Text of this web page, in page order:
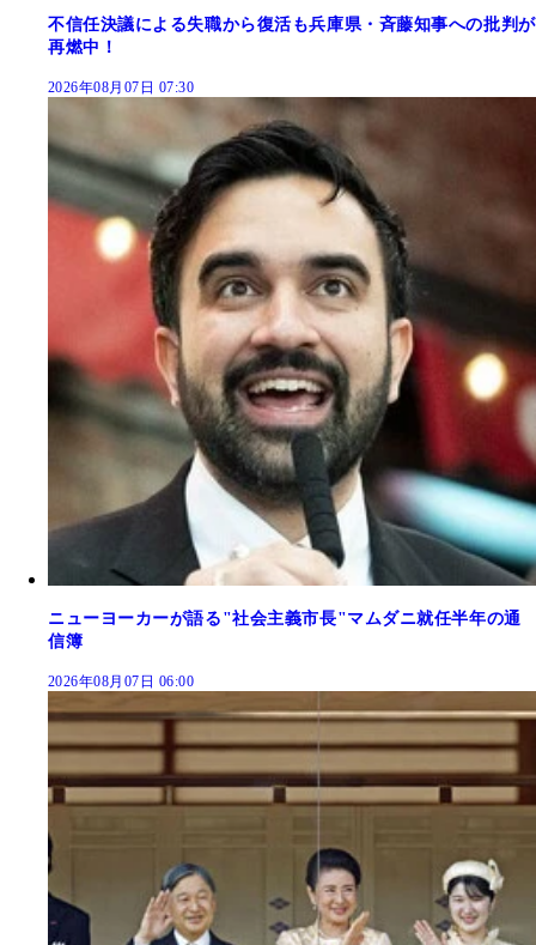
不信任決議による失職から復活も兵庫県・斉藤知事への批判が
再燃中！
2026年08月07日 07:30
ニューヨーカーが語る"社会主義市長"マムダニ就任半年の通
信簿
2026年08月07日 06:00